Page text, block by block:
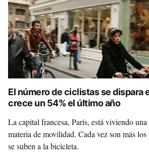
El número de ciclistas se dispara
crece un 54% el último año
La capital francesa, París, está viviendo
materia de movilidad. Cada vez son más
se suben a la bicicleta.